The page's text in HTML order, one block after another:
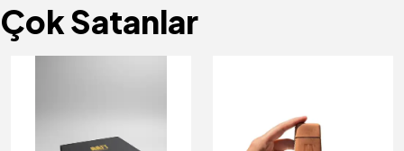
Çok Satanlar